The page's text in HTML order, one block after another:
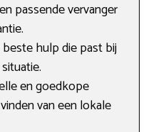
passende vervanger
hulp die past bij
en goedkope
van een lokale